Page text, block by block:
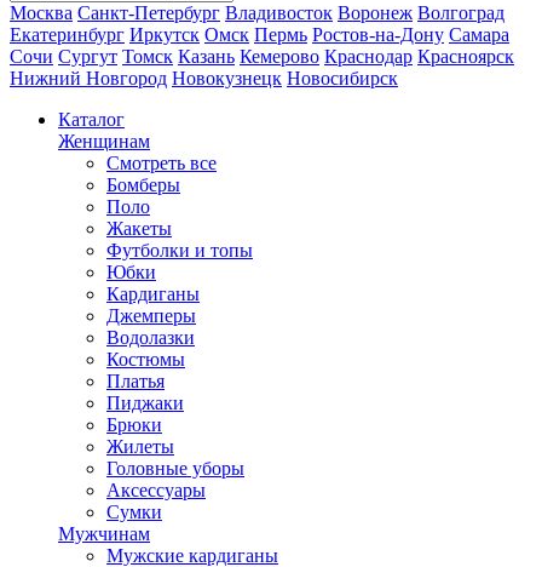
Москва Санкт-Петербург Владивосток Воронеж Волгоград
Екатеринбург Иркутск Омск Пермь Ростов-на-Дону Самара
Сочи Сургут Томск Казань Кемерово Краснодар Красноярск
Нижний Новгород Новокузнецк Новосибирск
Каталог
Женщинам
Смотреть все
Бомберы
Поло
Жакеты
Футболки и топы
Юбки
Кардиганы
Джемперы
Водолазки
Костюмы
Платья
Пиджаки
Брюки
Жилеты
Головные уборы
Аксессуары
Сумки
Мужчинам
Мужские кардиганы